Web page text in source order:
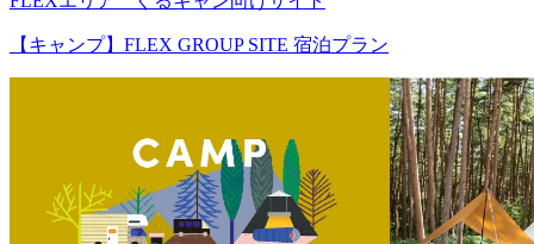
【キャンプ】FLEX GROUP SITE 宿泊プラン